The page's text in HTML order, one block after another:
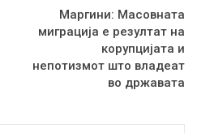
Маргини: Масовната
миграција е резултат на
корупцијата и
непотизмот што владеат
во државата